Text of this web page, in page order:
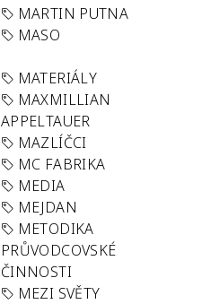
MARTIN PUTNA
MASO
MATERIÁLY
MAXMILLIAN
APPELTAUER
MAZLÍČCI
MC FABRIKA
MEDIA
MEJDAN
METODIKA
PRŮVODCOVSKÉ
ČINNOSTI
MEZI SVĚTY